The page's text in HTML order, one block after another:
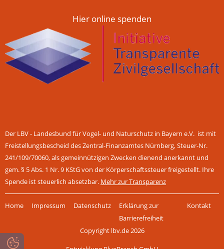
Hier online spenden
Der LBV - Landesbund für Vogel- und Naturschutz in Bayern e.V. ist mit
Freistellungsbescheid des Zentral-Finanzamtes Nürnberg, Steuer-Nr.
241/109/70060, als gemeinnützigen Zwecken dienend anerkannt und
gem. § 5 Abs. 1 Nr. 9 KStG von der Körperschaftssteuer freigestellt. Ihre
Spende ist steuerlich absetzbar. Mehr zur Transparenz
überspringen
Home Impressum Datenschutz
Erklärung zur
Barrierefreiheit
Kontakt
Copyright lbv.de 2026